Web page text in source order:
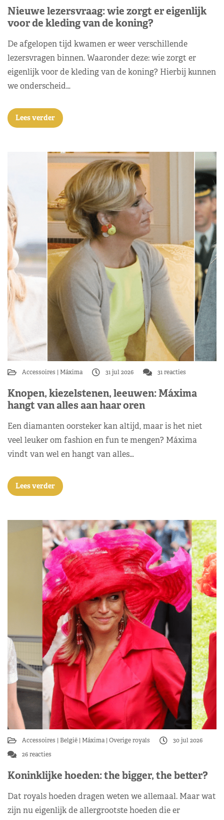
Nieuwe lezersvraag: wie zorgt er eigenlijk
voor de kleding van de koning?
De afgelopen tijd kwamen er weer verschillende
lezersvragen binnen. Waaronder deze: wie zorgt er
eigenlijk voor de kleding van de koning? Hierbij kunnen
we onderscheid…
Lees verder
Accessoires Máxima 31 jul 2026 31 reacties
Knopen, kiezelstenen, leeuwen: Máxima
hangt van alles aan haar oren
Een diamanten oorsteker kan altijd, maar is het niet
veel leuker om fashion en fun te mengen? Máxima
vindt van wel en hangt van alles…
Lees verder
Accessoires België Máxima Overige royals
30 jul 2026
26 reacties
Koninklijke hoeden: the bigger, the better?
Dat royals hoeden dragen weten we allemaal. Maar wat
zijn nu eigenlijk de allergrootste hoeden die er